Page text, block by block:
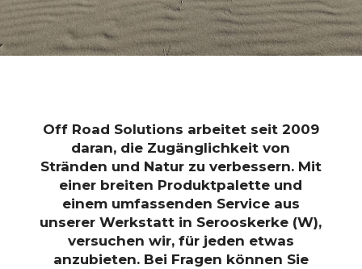
Off Road Solutions arbeitet seit 2009
daran, die Zugänglichkeit von
Stränden und Natur zu verbessern. Mit
einer breiten Produktpalette und
einem umfassenden Service aus
unserer Werkstatt in Serooskerke (W),
versuchen wir, für jeden etwas
anzubieten. Bei Fragen können Sie